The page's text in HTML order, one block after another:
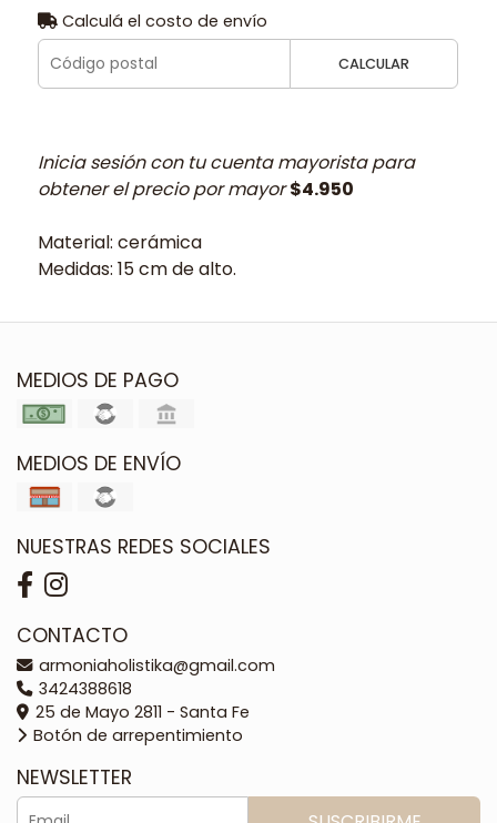
Calculá el costo de envío
CALCULAR
Inicia sesión con tu cuenta mayorista para
obtener el precio por mayor$4.950
Material: cerámica
Medidas: 15 cm de alto.
MEDIOS DE PAGO
MEDIOS DE ENVÍO
NUESTRAS REDES SOCIALES
CONTACTO
armoniaholistika@gmail.com
3424388618
25 de Mayo 2811 - Santa Fe
Botón de arrepentimiento
NEWSLETTER